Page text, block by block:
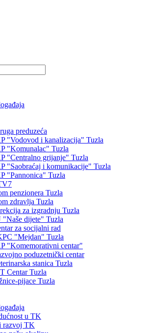
preduzeća
"Vodovod i kanalizacija" Tuzla
"Komunalac" Tuzla
"Centralno grijanje" Tuzla
"Saobraćaj i komunikacije" Tuzla
"Pannonica" Tuzla
penzionera Tuzla
zdravlja Tuzla
za izgradnju Tuzla
"Naše dijete" Tuzla
za socijalni rad
"Mejdan" Tuzla
"Komemorativni centar"
poduzetnički centar
stanica Tuzla
Centar Tuzla
pijace Tuzla
u TK
razvoj TK